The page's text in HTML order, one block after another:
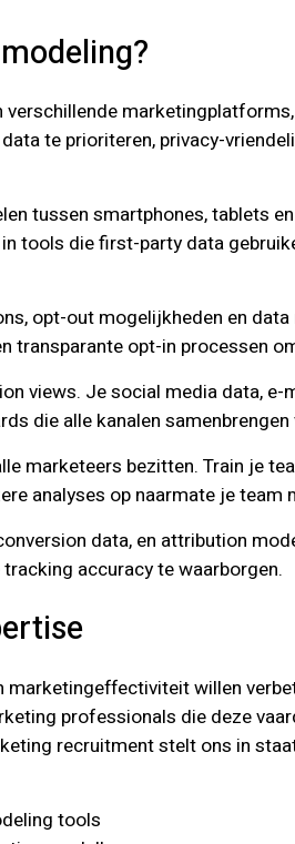
verschillende
te prioriteren, privacy-
tussen smartphones, tablets
die first-party data
opt-out mogelijkheden en
transparante opt-in processen
views. Je social media data,
die alle kanalen samenbrengen
marketeers bezitten. Train je
analyses op naarmate je team
data, en attribution
accuracy te waarborgen.
willen
professionals die deze
recruitment stelt ons in
tools